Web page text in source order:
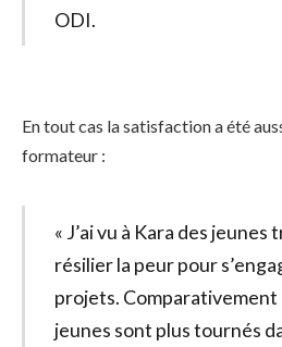
ODI.
En tout cas la satisfaction a été
formateur :
« J’ai vu à Kara des jeunes
résilier la peur pour
projets. Comparativement
jeunes sont plus tournés